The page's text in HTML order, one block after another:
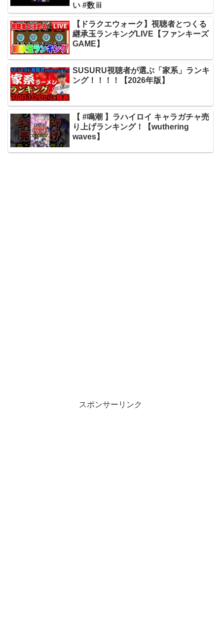
い #数ⅲ
【ドラクエウォーク】視聴者とつくる
継承玉ランキングLIVE【ファンキーズ
GAME】
SUSURU視聴者が選ぶ「家系」ランキ
ング！！！！【2026年版】
【 #鳴潮 】ラハイロイ キャラガチャ売
り上げランキング！【wuthering
waves】
スポンサーリンク